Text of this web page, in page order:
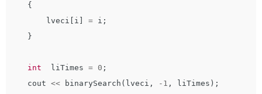
{
lveci
i = i ;
}
int liTimes = 0 ;
cout << binarySearch ( lveci , - 1 , liTimes );